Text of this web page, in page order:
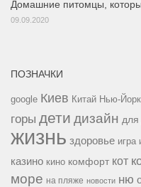
Домашние питомцы,
09.09.2020
ПОЗНАЧКИ
google Киев Китай Нью-Йорк
горы дети дизайн для
жизнь здоровье игра
казино кино комфорт кот
море на пляже новости ню